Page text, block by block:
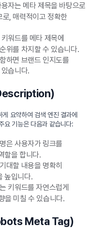
자는 메타 제목을 바탕으로
, 매력적이고 정확한
워드를 메타 제목에
위를 차지할 수 있습니다.
하면 브랜드 인지도를
습니다.
요약하여 검색 엔진 결과에
요 기능은 다음과 같습니다:
은 사용자가 링크를
할을 합니다.
대할 내용을 명확히
높입니다.
키워드를 자연스럽게
을 미칠 수 있습니다.
Meta Tag)